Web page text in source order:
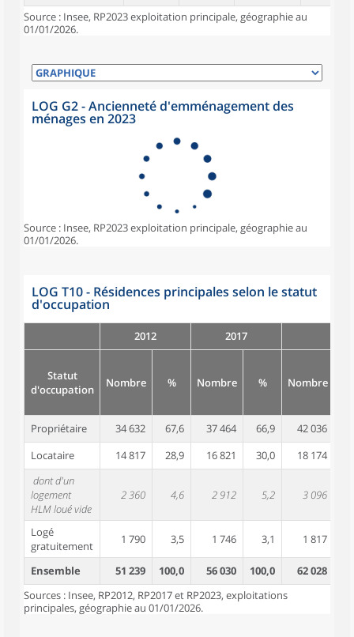
Source : Insee, RP2023 exploitation principale, géographie au
01/01/2026.
LOG G2 - Ancienneté d'emménagement des
ménages en 2023
Source : Insee, RP2023 exploitation principale, géographie au
01/01/2026.
LOG T10 - Résidences principales selon le statut
d'occupation
2012 2017
Statut
d'occupation
Nombre % Nombre % Nombre
Propriétaire 34 632 67,6 37 464 66,9 42 036
Locataire
14 817 28,9 16 821 30,0 18 174
dont d'un
logement
HLM loué vide
2 360 4,6 2 912 5,2 3 096
Logé
gratuitement
1 790 3,5 1 746 3,1 1 817
Ensemble 51 239 100,0 56 030 100,0 62 028
Sources : Insee, RP2012, RP2017 et RP2023, exploitations
principales, géographie au 01/01/2026.